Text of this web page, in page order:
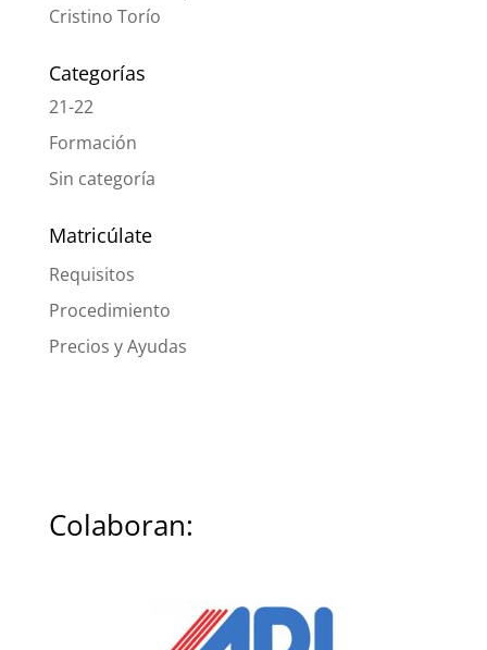
Cristino Torío
Categorías
21-22
Formación
Sin categoría
Matricúlate
Requisitos
Procedimiento
Precios y Ayudas
Colaboran: